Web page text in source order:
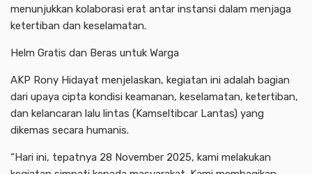
menunjukkan kolaborasi erat antar instansi dalam menjaga
ketertiban dan keselamatan.
Helm Gratis dan Beras untuk Warga
AKP Rony Hidayat menjelaskan, kegiatan ini adalah bagian
dari upaya cipta kondisi keamanan, keselamatan, ketertiban,
dan kelancaran lalu lintas (Kamseltibcar Lantas) yang
dikemas secara humanis.
“Hari ini, tepatnya 28 November 2025, kami melakukan